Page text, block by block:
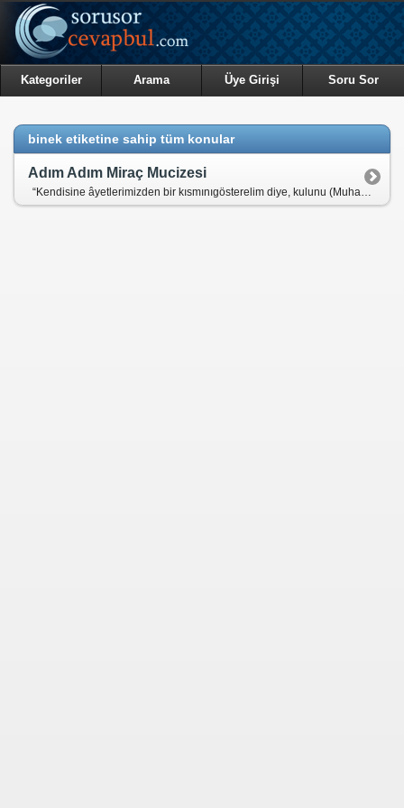
Kategoriler Arama Üye Girişi Soru Sor
binek etiketine sahip tüm konular
Adım Adım Miraç Mucizesi
“Kendisine âyetlerimizden bir kısmınıgösterelim diye, kulunu (Muhammed’i) bir gece Mescid-i Harâm’dan, etrâfınımübârek kıldığımız Mescid-i Aksâ’ya (İsrâ -gece yürüyüşü- ile) götüren (Allah,her türlü noksanlıktan) münezzehtir. Şübhesiz ki Semî‘ (herşeyi işiten), Basîr(hakkıyla gören), ancak O’dur.” (İsrâ, 1)